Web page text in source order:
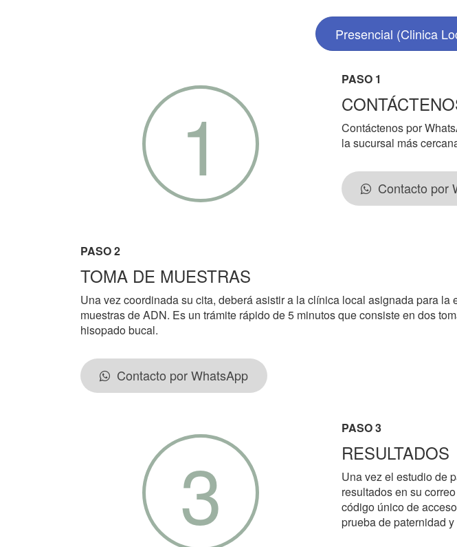
Presencial (Clinica
1
PASO 1
Contáctenos por
la sucursal más
Contacto por
PASO 2
TOMA DE MUESTRAS
Una vez coordinada su cita, deberá asistir a la clínica local asignada para la
muestras de ADN. Es un trámite rápido de 5 minutos que consiste en dos
hisopado bucal.
Contacto por WhatsApp
3
PASO 3
RESULTADOS
Una vez el estudio de
resultados en su
código único de
prueba de paternidad